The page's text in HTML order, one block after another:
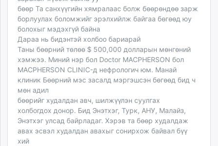
бөөр Та санхүүгийн хямралаас болж бөөрөндөө зарж
борлуулах боломжийг эрэлхийлж байгаа бөгөөд юу
болохыг мэдэхгүй байна
Дараа нь бидэнтэй холбоо бариарай
Таны бөөрний төлөө $ 500,000 долларын мөнгөний
хэмжээ. Миний нэр бол Doctor MACPHERSON бол
MACPHERSON CLINIC-д нефрологич юм. Манай
клиник Бөөрний мэс засалд мэргэшсэн бөгөөд бид ч
мөн адил
бөөрийг худалдан авч, шилжүүлэн суулгах
холбогдох донор. Бид Энэтхэг, Турк, АНУ, Малайз,
Энэтхэг улсад байрладаг. Хэрэв та бөөр худалдаж
авах эсвэл худалдан авахыг сонирхож байвал бүү
хий